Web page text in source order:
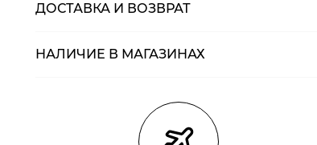
ДОСТАВКА И ВОЗВРАТ
Курьерская доставка СДЭК
Самовывоз из пункта выдачи СДЭК
НАЛИЧИЕ В МАГАЗИНАХ